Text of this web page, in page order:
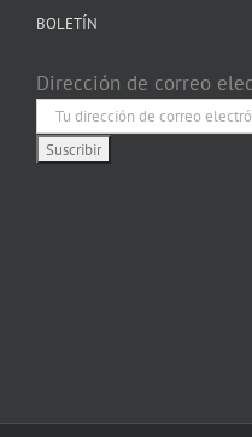
BOLETÍN
Dirección de correo